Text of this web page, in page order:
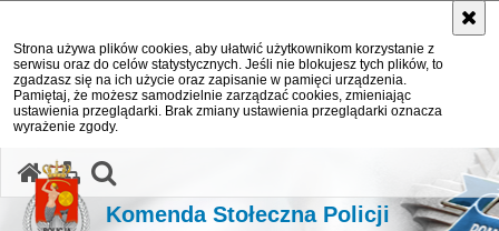
Strona używa plików cookies, aby ułatwić użytkownikom korzystanie z
serwisu oraz do celów statystycznych. Jeśli nie blokujesz tych plików, to
zgadzasz się na ich użycie oraz zapisanie w pamięci urządzenia.
Pamiętaj, że możesz samodzielnie zarządzać cookies, zmieniając
ustawienia przeglądarki. Brak zmiany ustawienia przeglądarki oznacza
wyrażenie zgody.
Komenda Stołeczna Policji